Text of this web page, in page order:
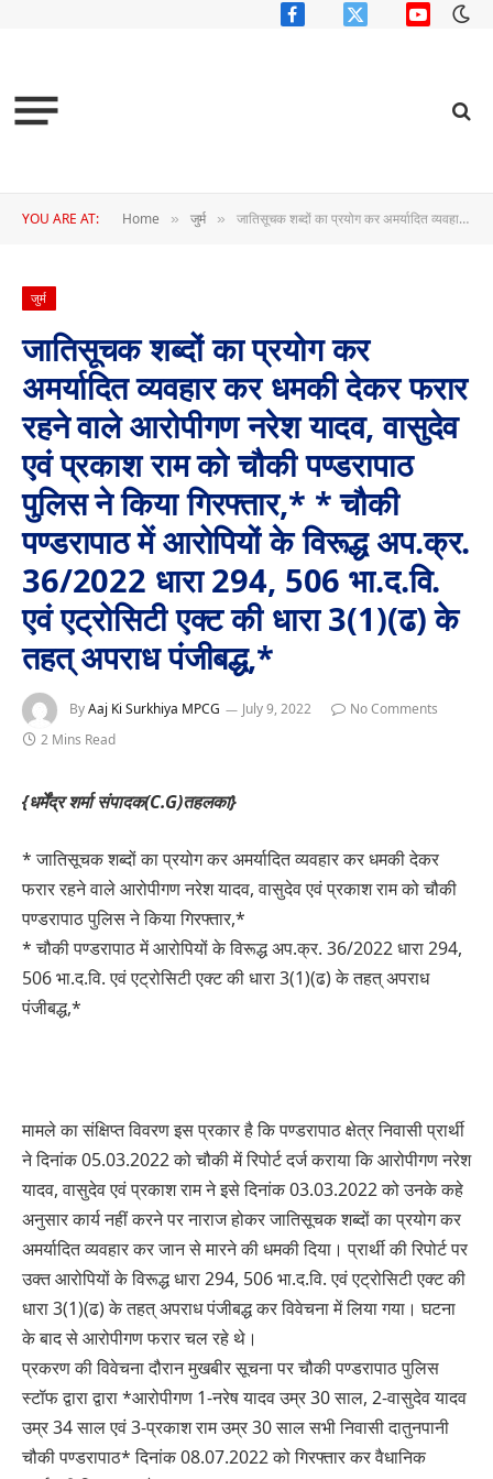
FacebookX
YouTube
YOU ARE AT: Home » जुर्म » जातिसूचक शब्दों का प्रयोग कर अमर्यादित व्यवहार कर धमकी देकर फरार रहने वाले आरोपीगण नरेश यादव, वासुदेव एवं प्रकाश राम को चौकी पण्डरापाठ पुलिस ने किया गिरफ्तार,* * चौकी पण्डरापाठ में आरोपियों के विरूद्ध अप.क्र. 36/2022 धारा 294, 506 भा.द.वि. एवं एट्रोसिटी एक्ट की धारा 3(1)(ढ) के तहत् अपराध पंजीबद्ध,*
जुर्म
जातिसूचक शब्दों का प्रयोग कर
अमर्यादित व्यवहार कर धमकी देकर फरार
रहने वाले आरोपीगण नरेश यादव, वासुदेव
एवं प्रकाश राम को चौकी पण्डरापाठ
पुलिस ने किया गिरफ्तार,* * चौकी
पण्डरापाठ में आरोपियों के विरूद्ध अप.क्र.
36/2022 धारा 294, 506 भा.द.वि.
एवं एट्रोसिटी एक्ट की धारा 3(1)(ढ) के
तहत् अपराध पंजीबद्ध,*
ByAaj Ki Surkhiya MPCG July 9, 2022
No Comments
2 Mins Read
{धर्मेंद्र शर्मा संपादक(C.G)तहलका}
* जातिसूचक शब्दों का प्रयोग कर अमर्यादित व्यवहार कर धमकी देकर
फरार रहने वाले आरोपीगण नरेश यादव, वासुदेव एवं प्रकाश राम को चौकी
पण्डरापाठ पुलिस ने किया गिरफ्तार,*
* चौकी पण्डरापाठ में आरोपियों के विरूद्ध अप.क्र. 36/2022 धारा 294,
506 भा.द.वि. एवं एट्रोसिटी एक्ट की धारा 3(1)(ढ) के तहत् अपराध
पंजीबद्ध,*
मामले का संक्षिप्त विवरण इस प्रकार है कि पण्डरापाठ क्षेत्र निवासी प्रार्थी
ने दिनांक 05.03.2022 को चौकी में रिपोर्ट दर्ज कराया कि आरोपीगण नरेश
यादव, वासुदेव एवं प्रकाश राम ने इसे दिनांक 03.03.2022 को उनके कहे
अनुसार कार्य नहीं करने पर नाराज होकर जातिसूचक शब्दों का प्रयोग कर
अमर्यादित व्यवहार कर जान से मारने की धमकी दिया। प्रार्थी की रिपोर्ट पर
उक्त आरोपियों के विरूद्ध धारा 294, 506 भा.द.वि. एवं एट्रोसिटी एक्ट की
धारा 3(1)(ढ) के तहत् अपराध पंजीबद्ध कर विवेचना में लिया गया। घटना
के बाद से आरोपीगण फरार चल रहे थे।
प्रकरण की विवेचना दौरान मुखबीर सूचना पर चौकी पण्डरापाठ पुलिस
स्टॉफ द्वारा द्वारा *आरोपीगण 1-नरेष यादव उम्र 30 साल, 2-वासुदेव यादव
उम्र 34 साल एवं 3-प्रकाश राम उम्र 30 साल सभी निवासी दातुनपानी
चौकी पण्डरापाठ* दिनांक 08.07.2022 को गिरफ्तार कर वैधानिक